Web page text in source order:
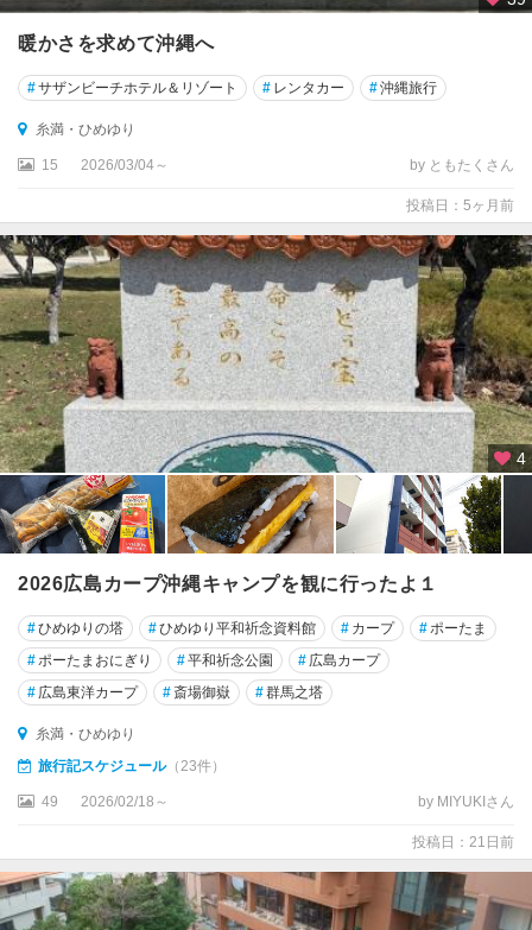
暖かさを求めて沖縄へ
#サザンビーチホテル＆リゾート # レンタカー #沖縄旅行
糸満・ひめゆり
15 2026/03/04～ by ともたくさん
投稿日：5ヶ月前
4
2026広島カープ沖縄キャンプを観に行ったよ１
#ひめゆりの塔 #ひめゆり平和祈念資料館 # カープ # ポーたま
# ポーたまおにぎり #平和祈念公園 # 広島カープ
# 広島東洋カープ #斎場御嶽 #群馬之塔
糸満・ひめゆり
旅行記スケジュール（23件）
49 2026/02/18～ by MIYUKIさん
投稿日：21日前